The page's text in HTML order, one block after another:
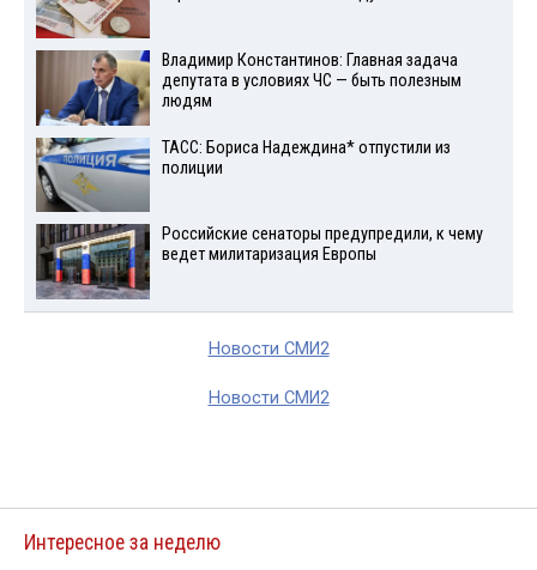
Владимир Константинов: Главная задача
депутата в условиях ЧС — быть полезным
людям
ТАСС: Бориса Надеждина* отпустили из
полиции
Российские сенаторы предупредили, к чему
ведет милитаризация Европы
Новости СМИ2
Новости СМИ2
Интересное за неделю